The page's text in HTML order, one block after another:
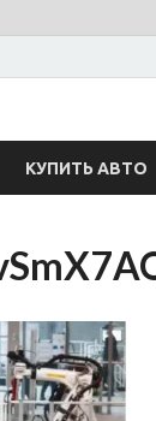
КУПИТЬ АВТО